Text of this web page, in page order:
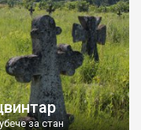
за стан